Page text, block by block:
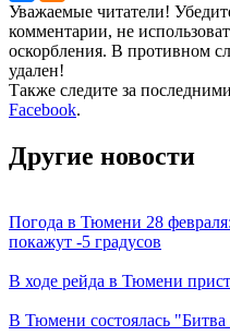
Уважаемые читатели!
комментарии, не
оскорбления. В противном
удален!
Также следите за
Facebook.
Другие новости
Погода в Тюмени 28
покажут -5 градусов
В ходе рейда в Тюмени
В Тюмени состоялась